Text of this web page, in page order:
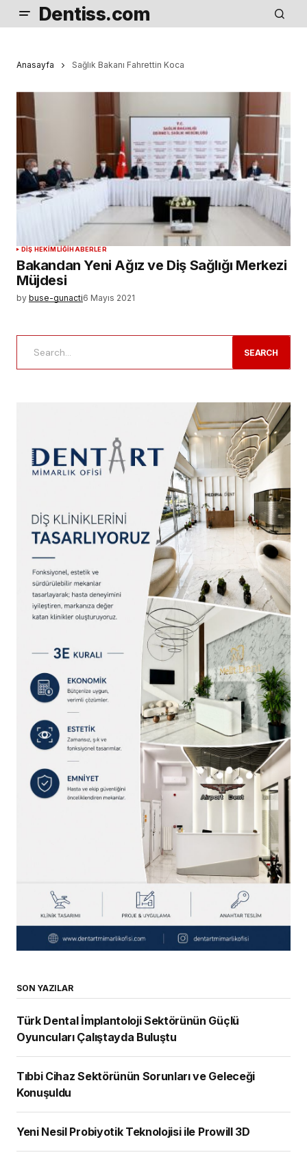
Dentiss.com
Anasayfa Sağlık Bakanı Fahrettin Koca
DIŞ HEKIMLIĞIHABERLER
Bakandan Yeni Ağız ve Diş Sağlığı Merkezi
Müjdesi
by buse-gunacti6 Mayıs 2021
SEARCH
SON YAZILAR
Türk Dental İmplantoloji Sektörünün Güçlü
Oyuncuları Çalıştayda Buluştu
Tıbbi Cihaz Sektörünün Sorunları ve Geleceği
Konuşuldu
Yeni Nesil Probiyotik Teknolojisi ile Prowill 3D